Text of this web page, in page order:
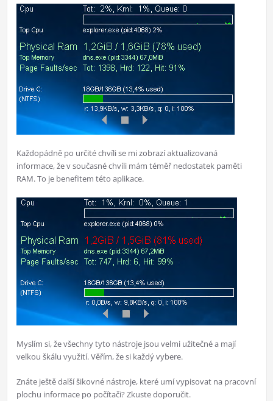
Každopádně po určité chvíli se mi zobrazí aktualizovaná
informace, že v současné chvíli mám téměř nedostatek paměti
RAM. To je benefitem této aplikace.
Myslím si, že všechny tyto nástroje jsou velmi užitečné a mají
velkou škálu využití. Věřím, že si každý vybere.
Znáte ještě další šikovné nástroje, které umí vypisovat na pracovní
plochu informace po počítači? Zkuste doporučit.